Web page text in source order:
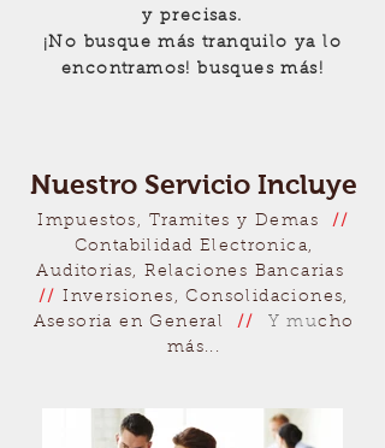
y precisas.
¡No busque más tranquilo ya lo
encontramos! busques más!
Nuestro Servicio Incluye
Impuestos, Tramites y Demas //
Contabilidad Electronica,
Auditorias, Relaciones Bancarias
// Inversiones, Consolidaciones,
Asesoria en General // Y mucho
más...